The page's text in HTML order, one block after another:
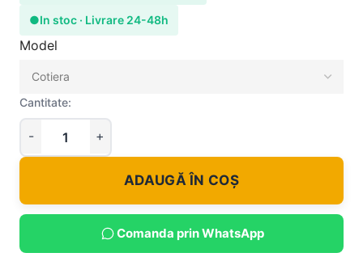
●In stoc · Livrare 24-48h
Model
Cantitate:
ADAUGĂ ÎN COȘ
Comanda prin WhatsApp